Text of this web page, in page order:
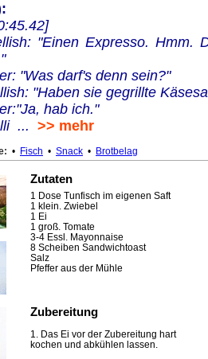
"Einen Expresso. Hmm.
"Was darf's denn sein?"
"Haben sie gegrillte
hab ich."
... >> mehr
• Fisch • Snack • Brotbelag
Zutaten
1 Dose Tunfisch im eigenen Saft
1 klein. Zwiebel
1 Ei
1 groß. Tomate
3-4 Essl. Mayonnaise
8 Scheiben Sandwichtoast
Salz
Pfeffer aus der Mühle
Zubereitung
1. Das Ei vor der Zubereitung hart
kochen und abkühlen lassen.